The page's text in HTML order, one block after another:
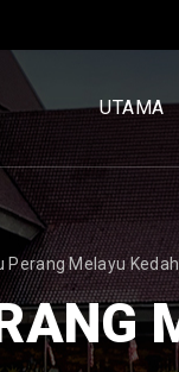
[BM]
UTAMA
Perang Melayu Kedah